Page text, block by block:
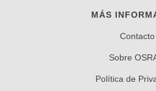
MÁS
Contacto
Sobre
Política de